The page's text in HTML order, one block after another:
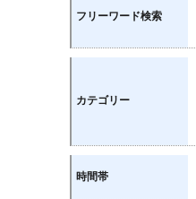
フリーワード検索
カテゴリー
時間帯